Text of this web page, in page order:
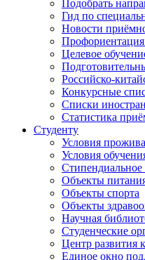
Подобрать
Гид по
Новости
Целевое
Российско-
Конкурсные
Списки
Статистика
Студенту
Условия
Условия
Стипендиальное
Объекты
Объекты спорта
Объекты
Научная
Студенческие
Центр развития
Единое окно